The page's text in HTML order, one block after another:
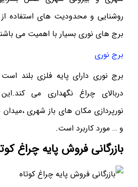
روشنایی و محدودیت های استفاده
برج های نوری بسیار با اهمیت می
برج نوری
برج نوری دارای پایه فلزی بلند
دربالای چراغ نگهداری می
نورپردازی مکان های باز شهری ،میدان
و … مورد کاربرد است.
بازرگانی فروش پایه چراغ